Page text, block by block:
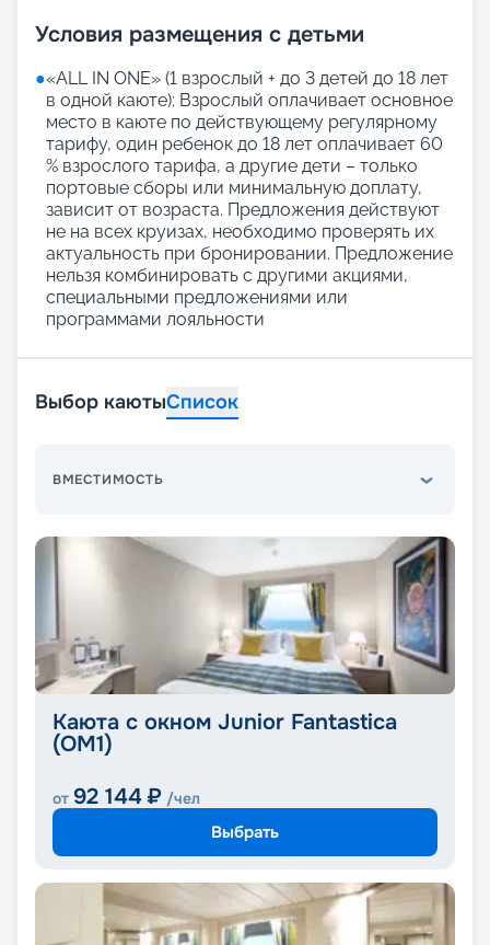
Условия размещения с детьми
●«АLL IN ONE» (1 взрослый + до 3 детей до 18 лет
в одной каюте): Взрослый оплачивает основное
место в каюте по действующему регулярному
тарифу, один ребенок до 18 лет оплачивает 60
% взрослого тарифа, а другие дети – только
портовые сборы или минимальную доплату,
зависит от возраста. Предложения действуют
не на всех круизах, необходимо проверять их
актуальность при бронировании. Предложение
нельзя комбинировать с другими акциями,
специальными предложениями или
программами лояльности
Выбор каютыСписок
ВМЕСТИМОСТЬ
Каюта с окном Junior Fantastica
(OM1)
от 92 144 ₽ /чел
Выбрать